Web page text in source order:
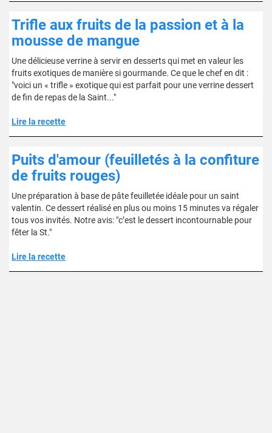
Trifle aux fruits de la passion et à la
mousse de mangue
Une délicieuse verrine à servir en desserts qui met en valeur les
fruits exotiques de manière si gourmande. Ce que le chef en dit :
"voici un « trifle » exotique qui est parfait pour une verrine dessert
de fin de repas de la Saint..."
Lire la recette
Puits d'amour (feuilletés à la confiture
de fruits rouges)
Une préparation à base de pâte feuilletée idéale pour un saint
valentin. Ce dessert réalisé en plus ou moins 15 minutes va régaler
tous vos invités. Notre avis: "c’est le dessert incontournable pour
fêter la St."
Lire la recette